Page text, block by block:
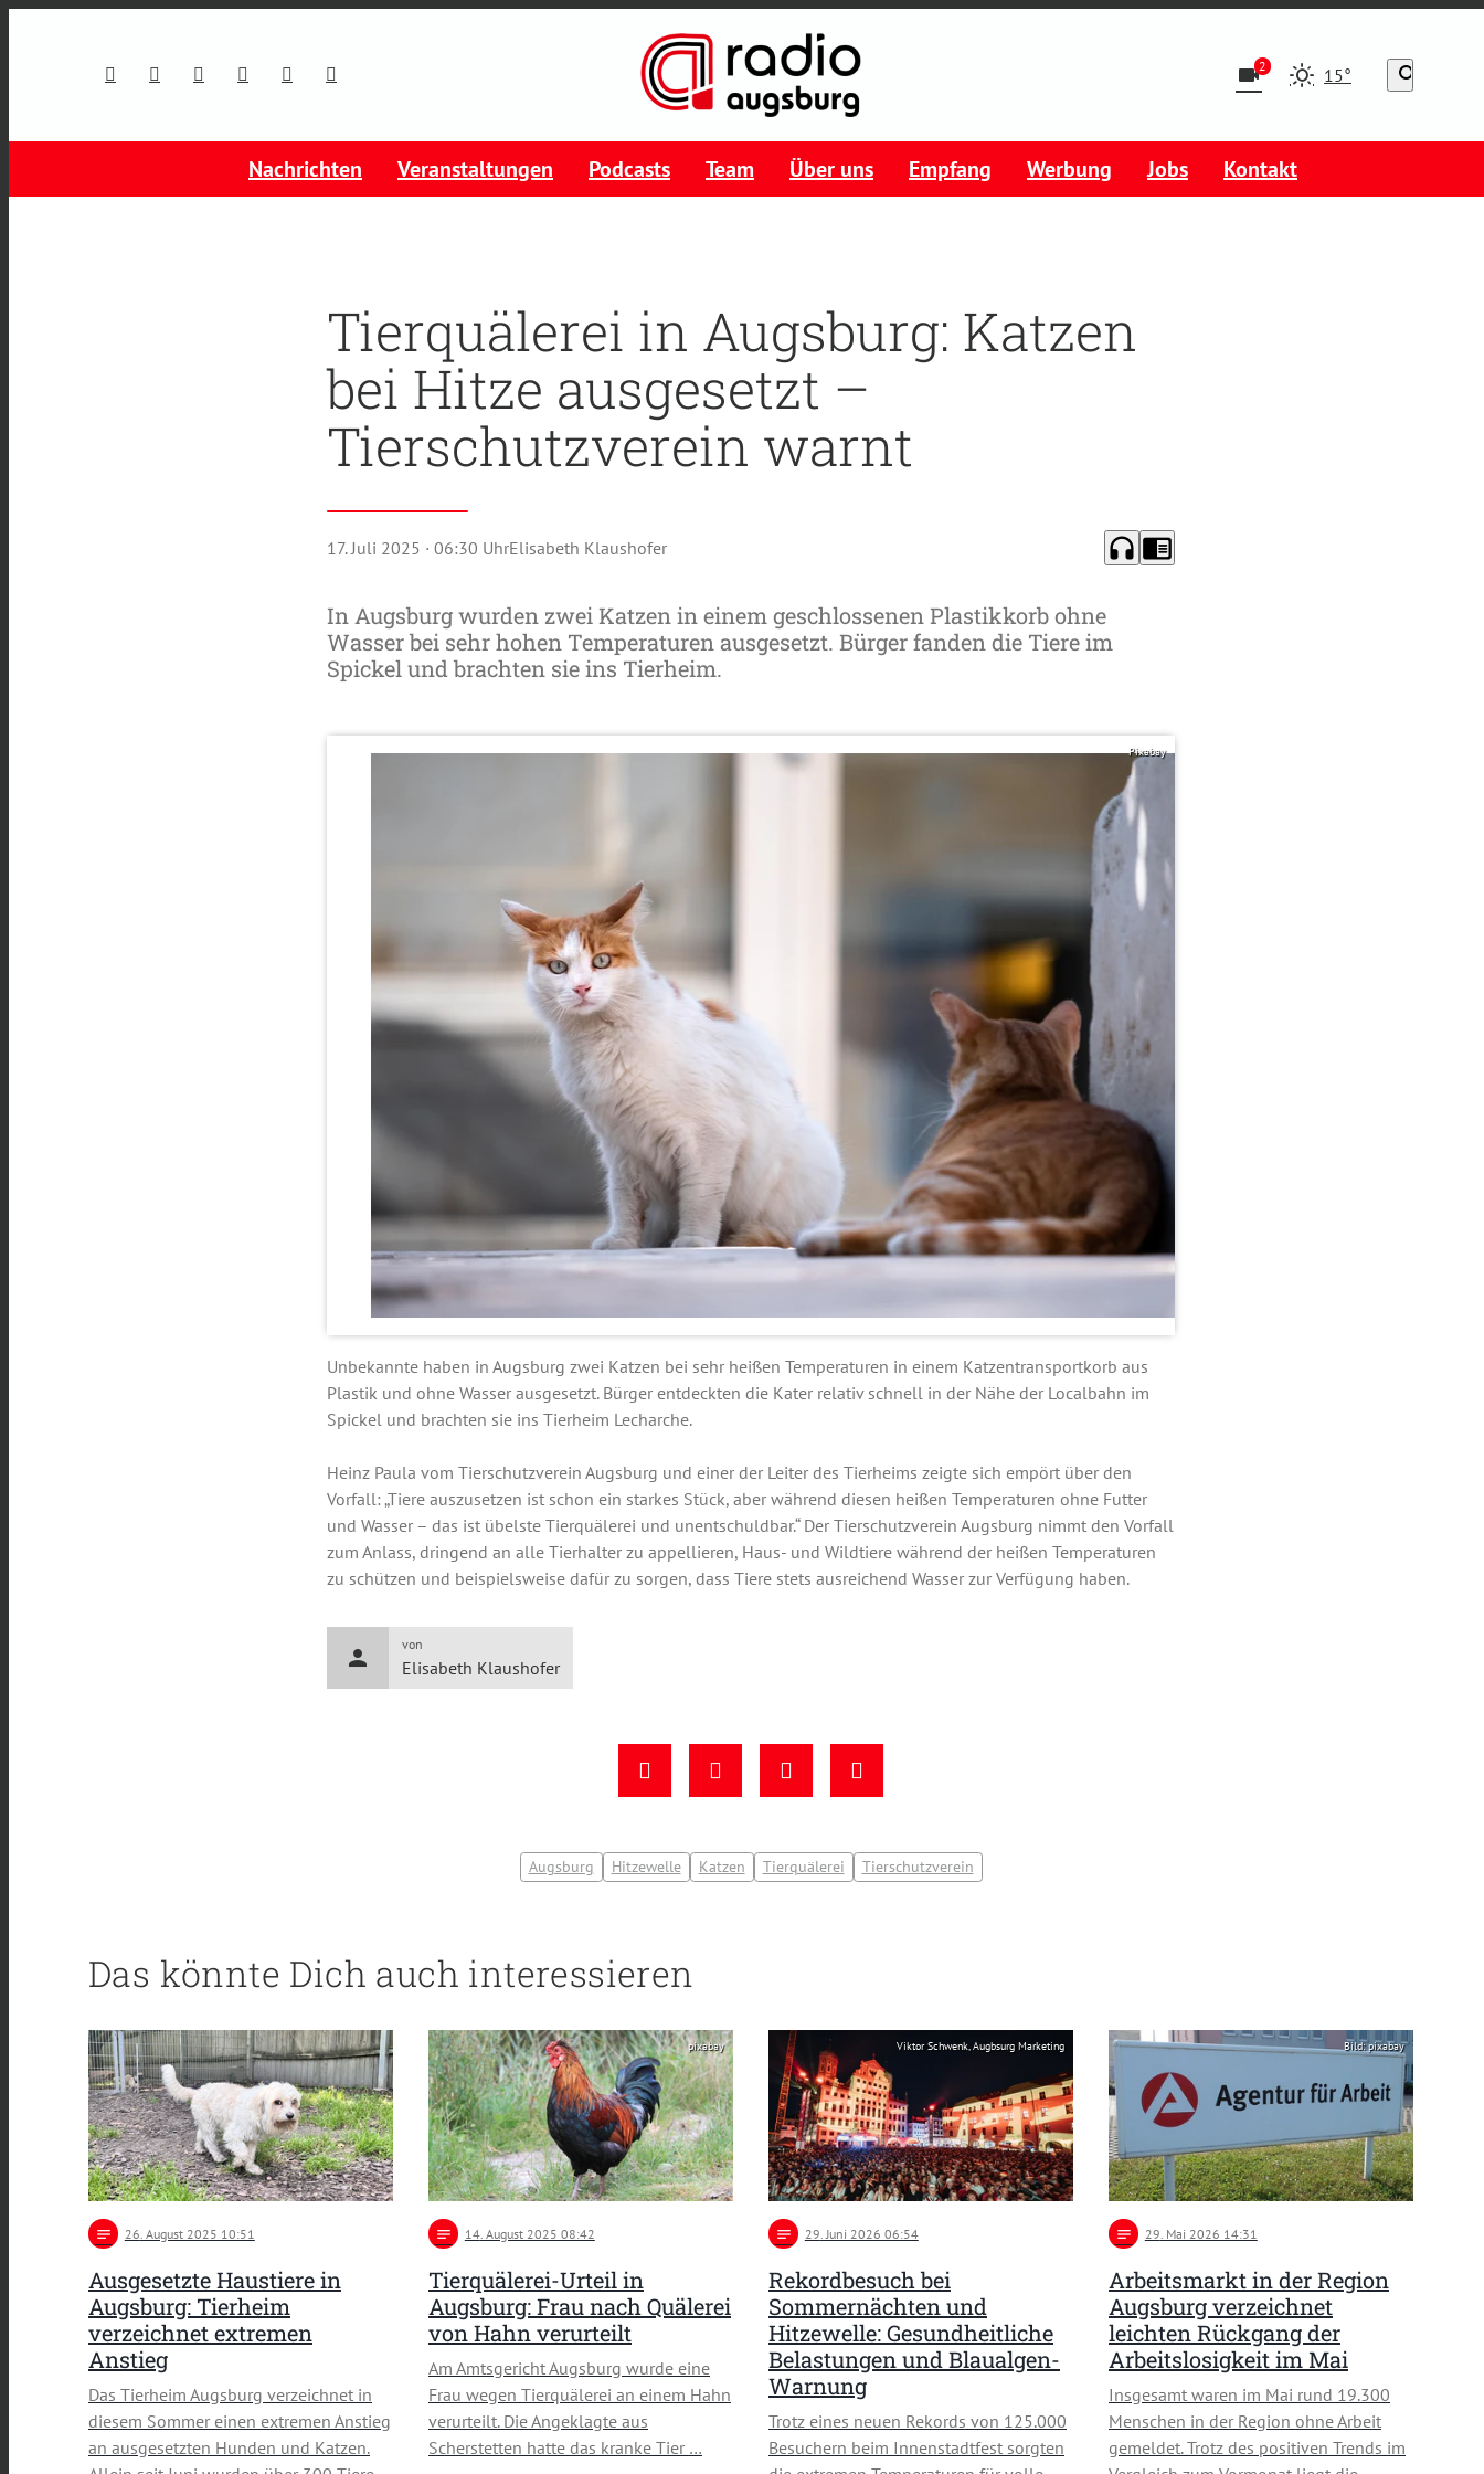
videocam2 15° search
Nachrichten Veranstaltungen Podcasts Team Über uns Empfang Werbung Jobs Kontakt
Tierquälerei in Augsburg: Katzen
bei Hitze ausgesetzt –
Tierschutzverein warnt
17. Juli 2025 · 06:30 UhrElisabeth Klaushofer headphones chrome_reader_mode
In Augsburg wurden zwei Katzen in einem geschlossenen Plastikkorb ohne
Wasser bei sehr hohen Temperaturen ausgesetzt. Bürger fanden die Tiere im
Spickel und brachten sie ins Tierheim.
Pixabay
Unbekannte haben in Augsburg zwei Katzen bei sehr heißen Temperaturen in einem Katzentransportkorb aus
Plastik und ohne Wasser ausgesetzt. Bürger entdeckten die Kater relativ schnell in der Nähe der Localbahn im
Spickel und brachten sie ins Tierheim Lecharche.
Heinz Paula vom Tierschutzverein Augsburg und einer der Leiter des Tierheims zeigte sich empört über den
Vorfall: „Tiere auszusetzen ist schon ein starkes Stück, aber während diesen heißen Temperaturen ohne Futter
und Wasser – das ist übelste Tierquälerei und unentschuldbar.“ Der Tierschutzverein Augsburg nimmt den Vorfall
zum Anlass, dringend an alle Tierhalter zu appellieren, Haus- und Wildtiere während der heißen Temperaturen
zu schützen und beispielsweise dafür zu sorgen, dass Tiere stets ausreichend Wasser zur Verfügung haben.
person
von
Elisabeth Klaushofer
Augsburg Hitzewelle Katzen Tierquälerei Tierschutzverein
Das könnte Dich auch interessieren
notes 26 . August 2025 10:51
Ausgesetzte Haustiere in
Augsburg: Tierheim
verzeichnet extremen
Anstieg
Das Tierheim Augsburg verzeichnet in
diesem Sommer einen extremen Anstieg
an ausgesetzten Hunden und Katzen.
pixabay
notes 14. August 2025 08:42
Tierquälerei-Urteil in
Augsburg: Frau nach Quälerei
von Hahn verurteilt
Am Amtsgericht Augsburg wurde eine
Frau wegen Tierquälerei an einem Hahn
verurteilt. Die Angeklagte aus
Scherstetten hatte das kranke Tier …
Viktor Schwenk, Augbsurg Marketing
notes 29 . Juni 2026 06:54
Rekordbesuch bei
Sommernächten und
Hitzewelle: Gesundheitliche
Belastungen und Blaualgen-
Warnung
Trotz eines neuen Rekords von 125.000
Besuchern beim Innenstadtfest sorgten
Bild: pixabay
notes 29 . Mai 2026 14:31
Arbeitsmarkt in der Region
Augsburg verzeichnet
leichten Rückgang der
Arbeitslosigkeit im Mai
Insgesamt waren im Mai rund 19.300
Menschen in der Region ohne Arbeit
gemeldet. Trotz des positiven Trends im